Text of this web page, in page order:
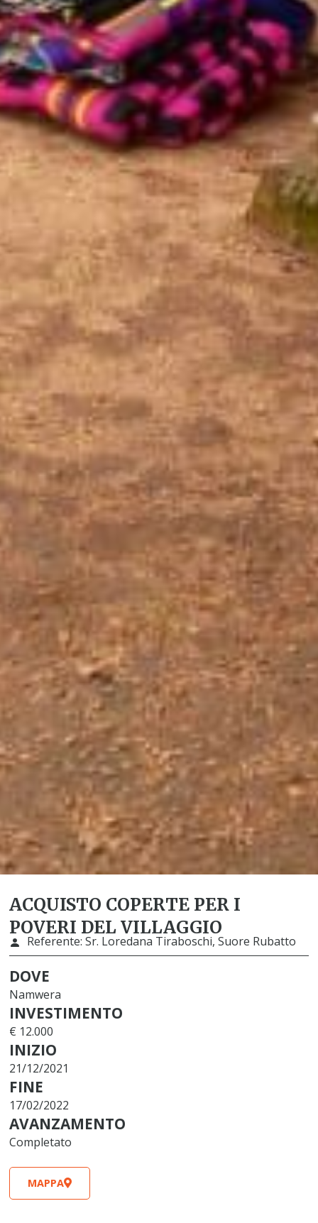
ACQUISTO COPERTE PER I
POVERI DEL VILLAGGIO
Referente:Sr. Loredana Tiraboschi, Suore Rubatto
DOVE
Namwera
INVESTIMENTO
€ 12.000
INIZIO
21/12/2021
FINE
17/02/2022
AVANZAMENTO
Completato
MAPPA